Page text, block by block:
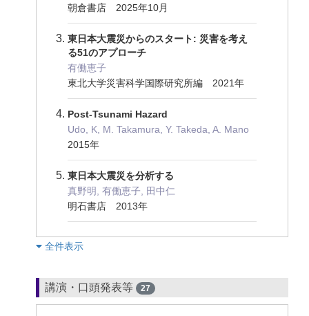
朝倉書店 2025年10月
東日本大震災からのスタート: 災害を考え
る51のアプローチ
有働恵子
東北大学災害科学国際研究所編 2021年
Post-Tsunami Hazard
Udo, K, M. Takamura, Y. Takeda, A. Mano
2015年
東日本大震災を分析する
真野明, 有働恵子, 田中仁
明石書店 2013年
︎全件表示
講演・口頭発表等 27